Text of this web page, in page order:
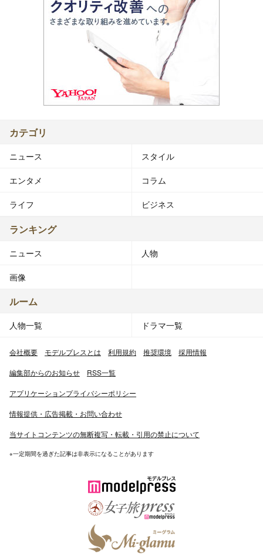
カテゴリ
ニュース スタイル
エンタメ コラム
ライフ ビジネス
ランキング
ニュース 人物
画像
ルーム
人物一覧 ドラマ一覧
会社概要 モデルプレスとは 利用規約 推奨環境 採用情報
編集部からのお知らせ RSS一覧
アプリケーションプライバシーポリシー
情報提供・広告掲載・お問い合わせ
当サイトコンテンツの無断複写・転載・引用の禁止について
※一定期間を過ぎた記事は非表示になることがあります